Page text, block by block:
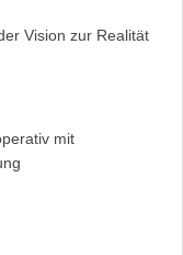
Vision zur Realität
mit